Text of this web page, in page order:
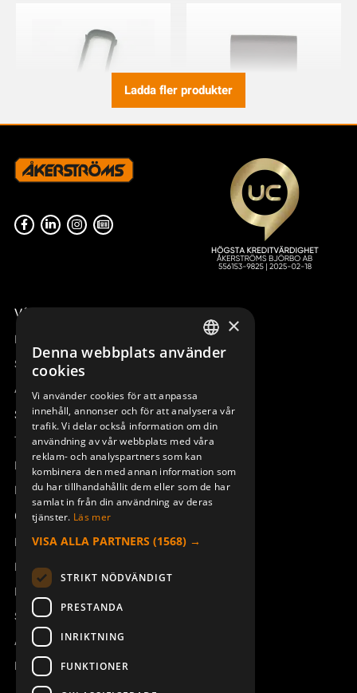
BUMPER TX50/51/52 BÄLTESFÄSTE KIT CLIPON
TX50-54
934158-000
RADIO MODUL TRX BQ
800MHz
947966-863
RADIO MODUL TRX BQ
900MHz AU
947966-915
STOPPSWITCH M KABEL
Tx50-Tx55 FSK12
947098-000
Ladda fler produkter
Våra radiostyrningar – översikt
Remotus
Sesam
Access_Ctrl
Support
Teknisk support
Boka service
Manualer och videoinstruktioner
Om Åkerströms
Kontakt
Nyheter
Pressrum
Säkerhet och direktiv
Allmänna villkor
REACH
SWEDISH
DEUTSCH
×
Denna webbplats använder
cookies
Vi använder cookies för att anpassa
innehåll, annonser och för att analysera vår
trafik. Vi delar också information om din
användning av vår webbplats med våra
reklam- och analyspartners som kan
kombinera den med annan information som
du har tillhandahållit dem eller som de har
samlat in från din användning av deras
tjänster. Läs mer
VISA ALLA PARTNERS (1568) →
STRIKT NÖDVÄNDIGT
PRESTANDA
INRIKTNING
FUNKTIONER